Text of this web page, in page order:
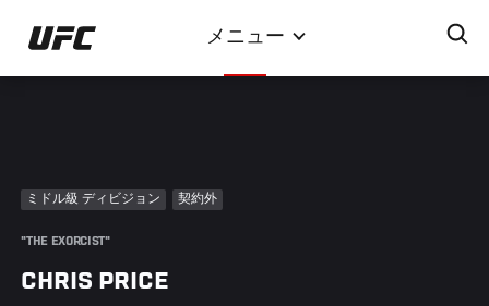
イ
ン
ン
ツ
に
移
メニュー
ミドル級 ディビジョン 契約外
"THE EXORCIST"
CHRIS PRICE